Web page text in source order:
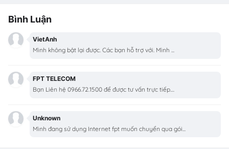
Bình Luận
VietAnh
Mình không bật lại được. Các bạn hỗ trợ với. Mình ...
FPT TELECOM
Bạn Liên hệ 0966.72.1500 để được tư vấn trực tiếp....
Unknown
Mình đang sử dụng Internet fpt muốn chuyển qua gói...